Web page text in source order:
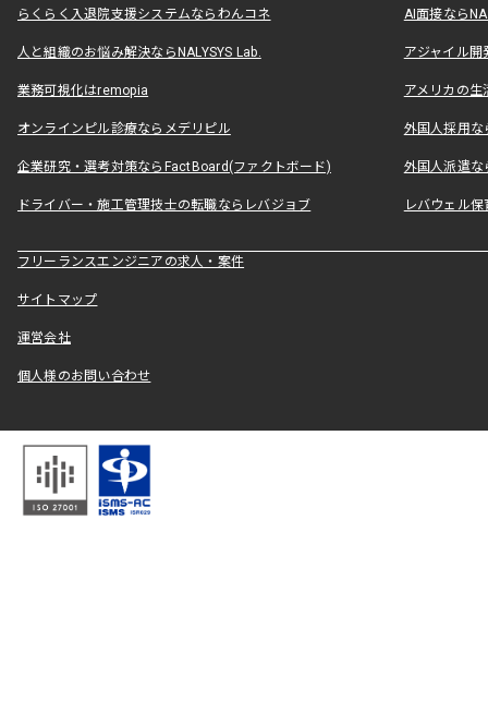
らくらく入退院支援システムならわんコネ AI面接なら
人と組織のお悩み解決ならNALYSYS Lab. アジャイル
業務可視化はremopia アメリカの
オンラインピル診療ならメデリピル 外国人採用
企業研究・選考対策ならFactBoard(ファクトボード) 外国人派遣な
ドライバー・施工管理技士の転職ならレバジョブ レバウェル
フリーランスエンジニアの求人・案件
サイトマップ
運営会社
個人様のお問い合わせ